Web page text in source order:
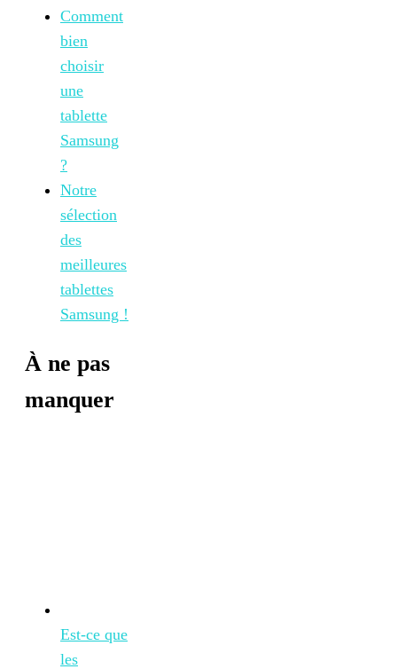
Comment
bien
choisir
une
tablette
Samsung
?
Notre
sélection
des
meilleures
tablettes
Samsung !
À ne pas
manquer
Est-ce que
les